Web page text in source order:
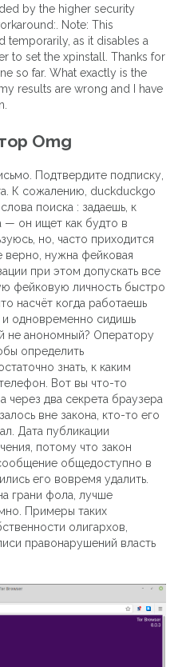
by the higher security
Note: This
as it disables a
to set the xpinstall. Thanks for
so far. What exactly is the
results are wrong and I have
Omg
Подтвердите подписку,
К сожалению, duckduckgo
поиска : задаешь, к
— он ищет как будто в
но, часто приходится
верно, нужна фейковая
при этом допускать все
фейковую личность быстро
насчёт когда работаешь
и одновременно сидишь
не анономный? Оператору
определить
знать, к каким
Вот вы что-то
через два секрета браузера
вне закона, кто-то его
Дата публикации
потому что закон
общедоступно в
его вовремя удалить.
грани фола, лучше
Примеры таких
олигархов,
правонарушений власть